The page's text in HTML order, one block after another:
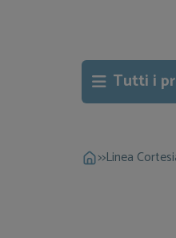
Tutti i
>>Linea